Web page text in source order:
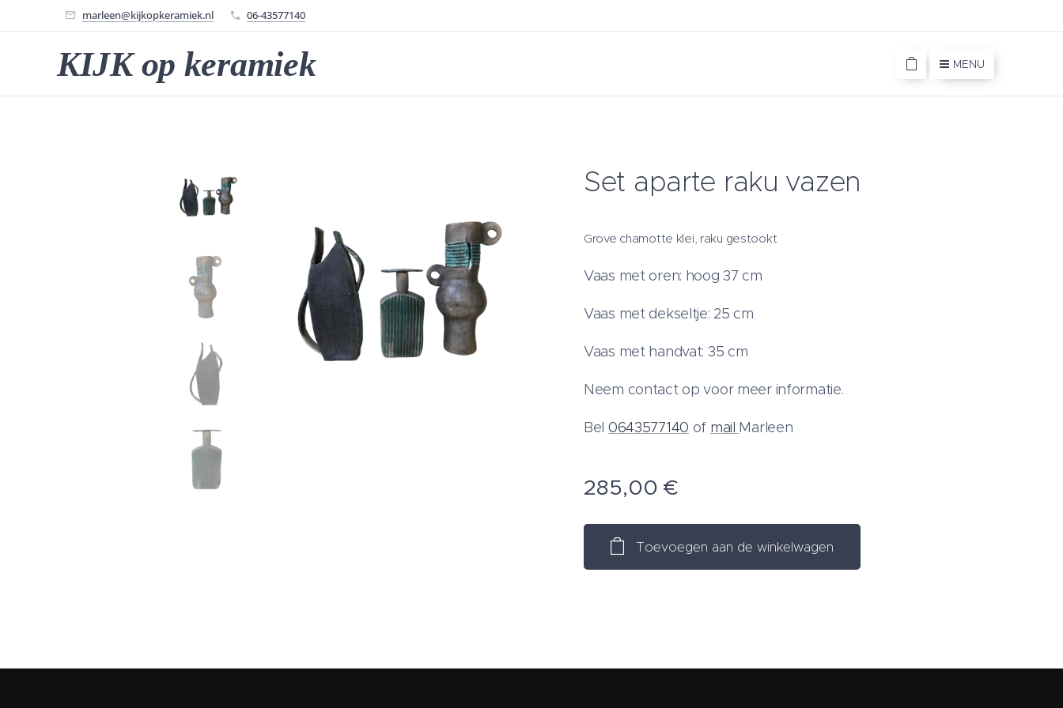
marleen@kijkopkeramiek.nl 06-43577140
KIJK op keramiek MENU
Set aparte raku vazen
Grove chamotte klei, raku gestookt
Vaas met oren: hoog 37 cm
Vaas met dekseltje: 25 cm
Vaas met handvat: 35 cm
Neem contact op voor meer informatie.
Bel 0643577140 of mail Marleen
285,00 €
Toevoegen aan de winkelwagen